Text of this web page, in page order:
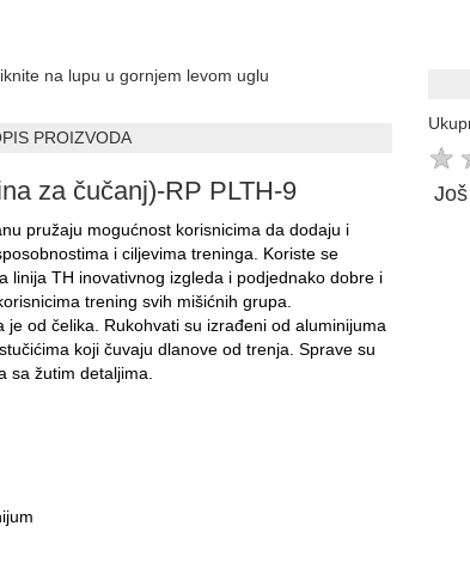
na lupu u gornjem levom uglu
PROIZVODA
za čučanj)-RP PLTH-9
pružaju mogućnost korisnicima da dodaju i
i ciljevima treninga. Koriste se
linija TH inovativnog izgleda i podjednako dobre i
trening svih mišićnih grupa.
je od čelika. Rukohvati su izrađeni od aluminijuma
koji čuvaju dlanove od trenja. Sprave su
sa žutim detaljima.
★